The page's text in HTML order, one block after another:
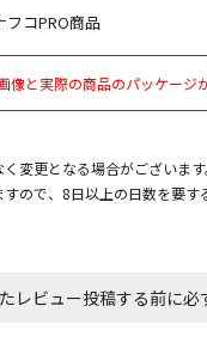
コPRO商品
と実際の商品のパッケージ
変更となる場合がございます
ので、8日以上の日数を要す
レビュー投稿する前に必